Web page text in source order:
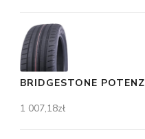
BRIDGESTONE
1 007,18zł